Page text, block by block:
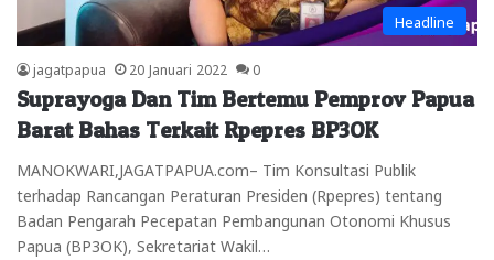
Headline
jagatpapua 20 Januari 2022 0
Suprayoga Dan Tim Bertemu Pemprov Papua
Barat Bahas Terkait Rpepres BP3OK
MANOKWARI,JAGATPAPUA.com– Tim Konsultasi Publik
terhadap Rancangan Peraturan Presiden (Rpepres) tentang
Badan Pengarah Pecepatan Pembangunan Otonomi Khusus
Papua (BP3OK), Sekretariat Wakil…